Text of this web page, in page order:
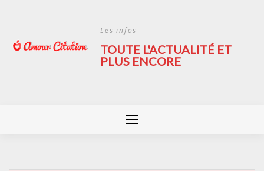
content
Les infos
TOUTE L'ACTUALITÉ ET
PLUS ENCORE